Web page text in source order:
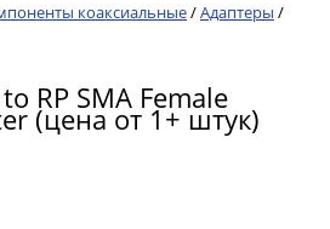
коаксиальные/Адаптеры /
RP SMA Female
(цена от 1+ штук)